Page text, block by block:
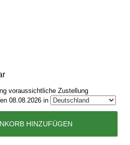
voraussichtliche Zustellung
08.08.2026 in
HINZUFÜGEN